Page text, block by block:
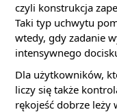
czyli konstrukcja
Taki typ uchwytu
wtedy, gdy zadanie
intensywnego
Dla użytkowników,
liczy się także
rękojeść dobrze leży